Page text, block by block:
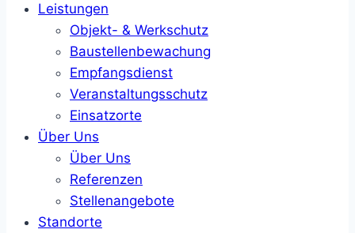
Leistungen
Objekt- & Werkschutz
Baustellenbewachung
Empfangsdienst
Veranstaltungsschutz
Einsatzorte
Über Uns
Über Uns
Referenzen
Stellenangebote
Standorte